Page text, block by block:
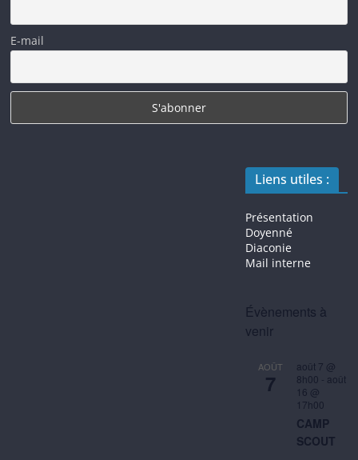
E-mail
Liens utiles :
Présentation
Doyenné
Diaconie
Mail interne
Évènements à
venir
AOÛT
7
août 7 @
8h00 - août
16 @
17h00
CAMP
SCOUT